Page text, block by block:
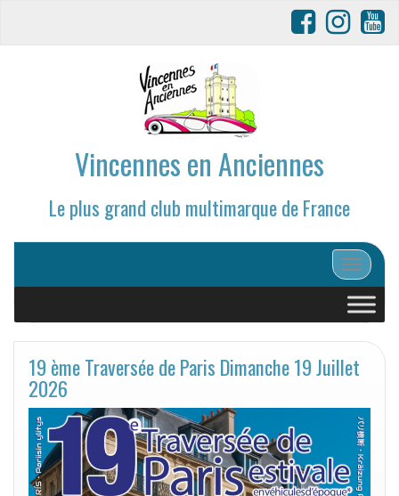
Vincennes en Anciennes
Le plus grand club multimarque de France
Afficher/
19 ème Traversée de Paris Dimanche 19 Juillet
2026